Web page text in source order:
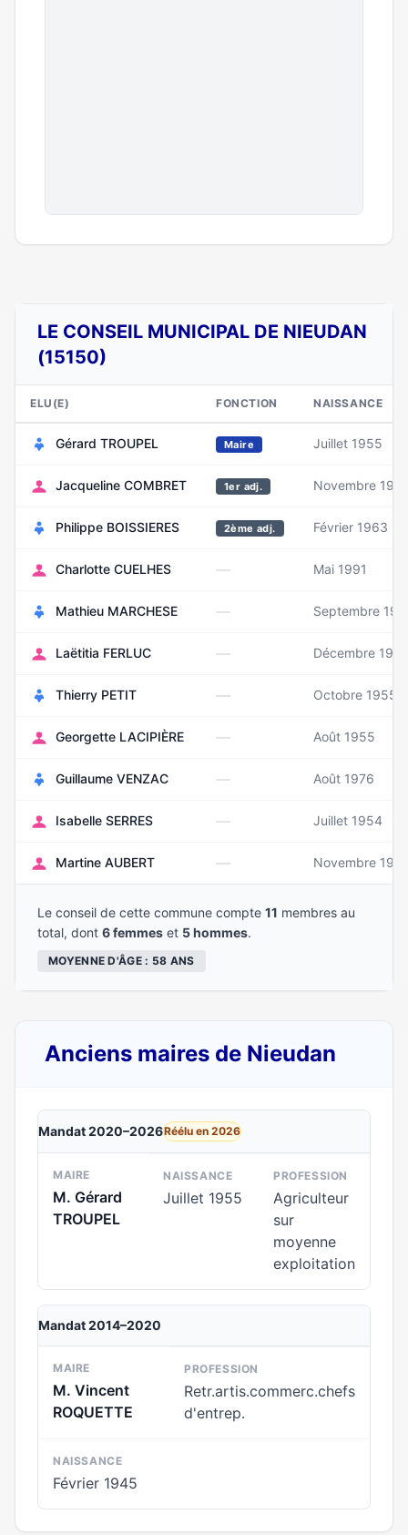
LE CONSEIL MUNICIPAL DE NIEUDAN
(15150)
ELU(E) FONCTION NAISSANCE
Gérard TROUPEL Maire Juillet 1955
Jacqueline COMBRET 1er adj. Novembre
Philippe BOISSIERES 2ème adj. Février 1963
Charlotte CUELHES — Mai 1991
Mathieu MARCHESE — Septembre
Laëtitia FERLUC — Décembre
Thierry PETIT — Octobre 1955
Georgette LACIPIÈRE — Août 1955
Guillaume VENZAC — Août 1976
Isabelle SERRES — Juillet 1954
Martine AUBERT — Novembre
Le conseil de cette commune compte 11 membres au
total, dont 6 femmes et 5 hommes.
MOYENNE D'ÂGE : 58 ANS
Anciens maires de Nieudan
Mandat 2020–2026Réélu en 2026
MAIRE
M. Gérard
TROUPEL
NAISSANCE
Juillet 1955
PROFESSION
Agriculteur
sur
moyenne
exploitation
Mandat 2014–2020
MAIRE
M. Vincent
ROQUETTE
PROFESSION
Retr.artis.commerc.chefs
d'entrep.
NAISSANCE
Février 1945